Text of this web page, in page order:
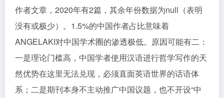
作者文章，2020年有2篇，其余年份数据为null（表明
没有或极少）。1.5%的中国作者占比意味着
ANGELAKI对中国学术圈的渗透极低。原因可能有二：
一是理论门槛高，中国学者使用汉语进行哲学写作的天
然优势在这里无法兑现，必须直面英语世界的话语体
系；二是期刊本身不主动推广中国议题，也不开设“中